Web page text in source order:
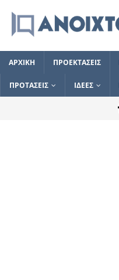
ΑΡΧΙΚΗ ΠΡΟΕΚΤΑΣΕΙΣ
ΠΡΟΤΑΣΕΙΣ ΙΔΕΕΣ